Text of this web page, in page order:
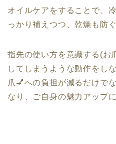
オイルケアをすることで、冷
っかり補えつつ、乾燥も防
指先の使い方を意識する (お
してしまうような動作をし
爪 💅への負担が減るだけで
なり、ご自身の魅力アップ